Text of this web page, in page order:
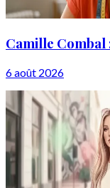
Camille
6 août 2026